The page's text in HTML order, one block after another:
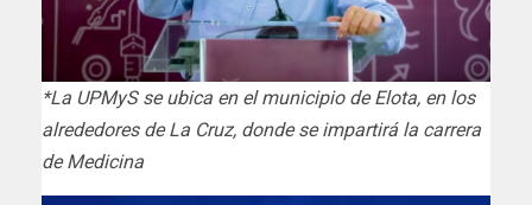
*La UPMyS se ubica en el municipio de Elota, en los
alrededores de La Cruz, donde se impartirá la carrera
de Medicina